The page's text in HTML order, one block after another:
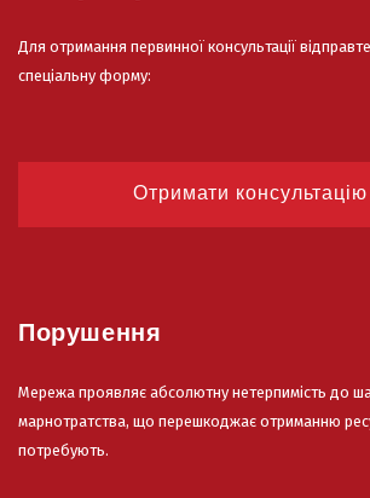
Для отримання первинної консультації
спеціальну форму:
Отримати консультацію
Порушення
Мережа проявляє абсолютну нетерпимість до
марнотратства, що перешкоджає отриманню
потребують.